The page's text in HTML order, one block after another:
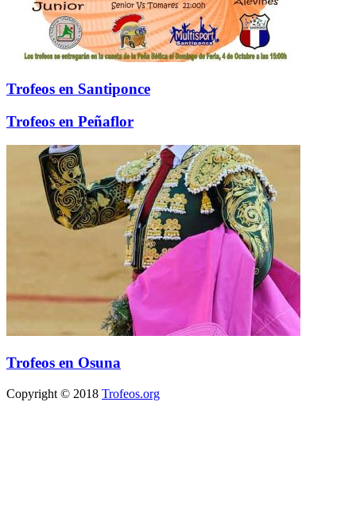
Trofeos en Santiponce
Trofeos en Peñaflor
Trofeos en Osuna
Copyright © 2018 Trofeos.org